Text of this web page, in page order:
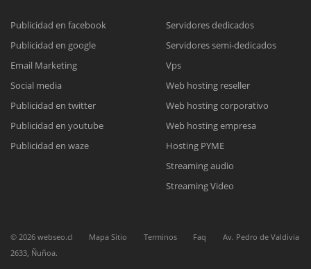
Reunión online
Nuestros ejecutivos le enviarán un correo electrónico con el enlace a
Meet para la reunión online.
Cotización
Chat Online
Todos nuestros ejecutivos están fuera de línea. Complete el formulario
Publicidad en facebook
Publicidad en google
Email Marketing
Social media
Publicidad en twitter
Publicidad en youtube
Publicidad en waze
Servidores dedicados
Servidores semi-dedicados
Vps
Web hosting reseller
Web hosting corporativo
Web hosting empresa
Hosting PYME
Streaming audio
Streaming Video
© 2026 webseo.cl Mapa Sitio Terminos Faq
Av. Pedro de Valdivia
2633, Ñuñoa.